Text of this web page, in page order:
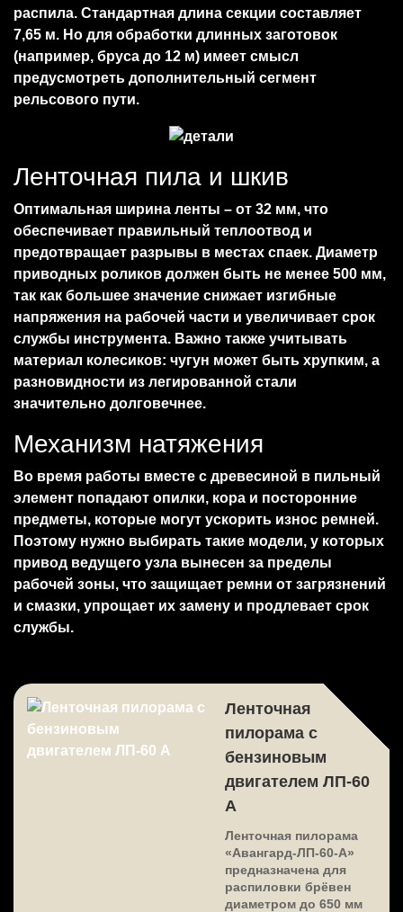
распила. Стандартная длина секции составляет
7,65 м. Но для обработки длинных заготовок
(например, бруса до 12 м) имеет смысл
предусмотреть дополнительный сегмент
рельсового пути.
Ленточная пила и шкив
Оптимальная ширина ленты – от 32 мм, что
обеспечивает правильный теплоотвод и
предотвращает разрывы в местах спаек. Диаметр
приводных роликов должен быть не менее 500 мм,
так как большее значение снижает изгибные
напряжения на рабочей части и увеличивает срок
службы инструмента. Важно также учитывать
материал колесиков: чугун может быть хрупким, а
разновидности из легированной стали
значительно долговечнее.
Механизм натяжения
Во время работы вместе с древесиной в пильный
элемент попадают опилки, кора и посторонние
предметы, которые могут ускорить износ ремней.
Поэтому нужно выбирать такие модели, у которых
привод ведущего узла вынесен за пределы
рабочей зоны, что защищает ремни от загрязнений
и смазки, упрощает их замену и продлевает срок
службы.
Ленточная
пилорама с
бензиновым
двигателем ЛП-60
А
Ленточная пилорама
«Авангард-ЛП-60-А»
предназначена для
распиловки брёвен
диаметром до 650 мм